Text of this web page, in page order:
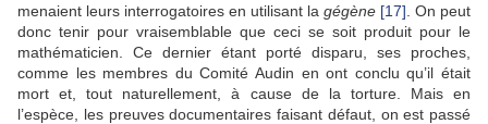
menaient leurs interrogatoires en utilisant la gégène [17] . On peut
donc tenir pour vraisemblable que ceci se soit produit pour le
mathématicien. Ce dernier étant porté disparu, ses proches,
comme les membres du Comité Audin en ont conclu qu’il était
mort et, tout naturellement, à cause de la torture. Mais en
l’espèce, les preuves documentaires faisant défaut, on est passé